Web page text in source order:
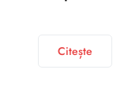
Citește